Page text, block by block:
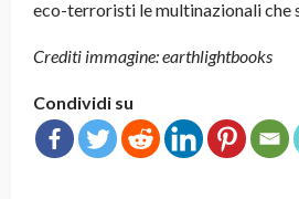
eco-terroristi le multinazionali che
Crediti immagine: earthlightbooks
Condividi su